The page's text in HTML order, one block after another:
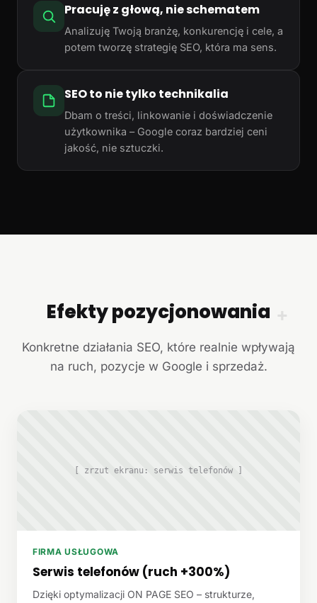
Pracuję z głową, nie schematem
Analizuję Twoją branżę, konkurencję i cele, a
potem tworzę strategię SEO, która ma sens.
SEO to nie tylko technikalia
Dbam o treści, linkowanie i doświadczenie
użytkownika – Google coraz bardziej ceni
jakość, nie sztuczki.
+
Efekty pozycjonowania
Konkretne działania SEO, które realnie wpływają
na ruch, pozycje w Google i sprzedaż.
[ zrzut ekranu: serwis telefonów ]
FIRMA USŁUGOWA
Serwis telefonów (ruch +300%)
Dzięki optymalizacji ON PAGE SEO – strukturze,